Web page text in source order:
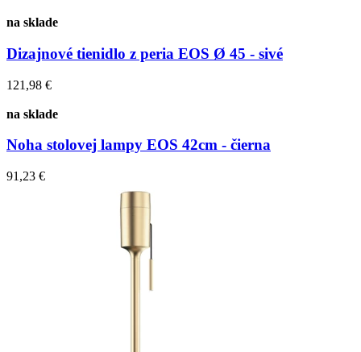
na sklade
Dizajnové tienidlo z peria EOS Ø 45 - sivé
121,98 €
na sklade
Noha stolovej lampy EOS 42cm - čierna
91,23 €